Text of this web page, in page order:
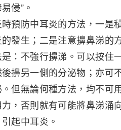
侵”。
預防中耳炎的方法，一是
發生；二是注意擤鼻涕的
：不強行擤涕。可以按住
擤另一側的分泌物；亦可
但無論何種方法，均不可
，否則就有可能將鼻涕涌
起中耳炎。